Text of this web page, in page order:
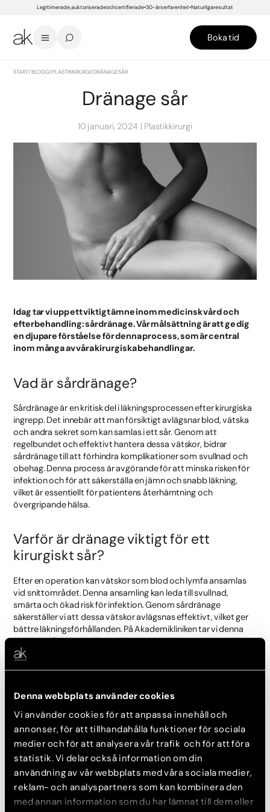
Denna webbplats använder cookies
Vi använder cookies för att anpassa innehåll och
annonser, för att tillhandahålla funktioner för sociala
medier och för att analysera vår trafik och för att föra
statistik. Vi delar också information om din
användning av vår webbplats med våra sociala medier,
reklam- och analyspartners som kan kombinera den
med annan information som du har lämnat till dem eller
Legitimerade, auktoriserade och certifierade 30-års erfarenhet Naturliga resultat
Boka tid
START/BLOGG/PLASTIKKIRURGI/DRÄNAGE SÅR
Dränage sår
10 januari, 2024 Plastikkirurgi
Idag tar vi upp ett viktigt ämne inom medicinsk vård och
efterbehandling: sårdränage. Vår målsättning är att ge dig
en djupare förståelse för denna process, som är central
inom många av våra kirurgiska behandlingar.
Vad är sårdränage?
Sårdränage är en kritisk del i läkningsprocessen efter kirurgiska
ingrepp. Det innebär att man försiktigt avlägsnar blod, vätska
och andra sekret som kan samlas i ett sår. Genom att
regelbundet och effektivt hantera dessa vätskor, bidrar
sårdränage till att förhindra komplikationer som svullnad och
obehag. Denna process är avgörande för att minska risken för
infektion och för att säkerställa en jämn och snabb läkning,
vilket är essentiellt för patientens återhämtning och
övergripande hälsa.
Varför är dränage viktigt för ett
kirurgiskt sår?
Efter en operation kan vätskor som blod och lymfa ansamlas
vid snittområdet. Denna ansamling kan leda till svullnad,
smärta och ökad risk för infektion. Genom sårdränage
säkerställer vi att dessa vätskor avlägsnas effektivt, vilket ger
bättre läkningsförhållanden. På Akademikliniken tar vi denna
process på största allvar och använder de senaste metoderna
för att säkerställa bästa möjliga resultat för våra patienter.
Olika typer av sårdränage
Det finns olika typer av sårdränage, och varje typ är anpassad
för specifika behov och situationer. Här är en översikt av de
vanligaste typerna:
Passivt dränage:Passivt dränage fungerar genom att
låta vätska rinna ut ur såret av sig själv, ofta genom att
använda gravitationen. Detta är en enkel och skonsam
metod, ofta använd för mindre eller ytliga sår.
Aktivt dränage:Aktivt dränage använder sig av sug för